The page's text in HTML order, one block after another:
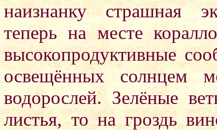
наизнанку страшная
теперь на месте
высокопродуктивные
освещённых солнцем
водорослей. Зелёные
листья, то на гроздь